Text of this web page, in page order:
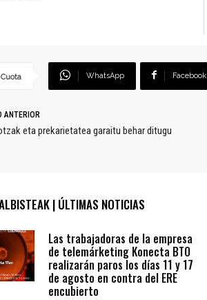
Cuota WhatsApp Facebook
ANTERIOR
eta prekarietatea garaitu behar ditugu
| ÚLTIMAS NOTICIAS
Las trabajadoras de la empresa
de telemárketing Konecta BTO
realizarán paros los días 11 y 17
de agosto en contra del ERE
encubierto